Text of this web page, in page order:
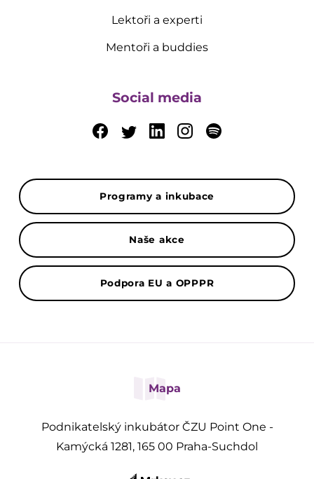
Lektoři a experti
Mentoři a buddies
Social media
Programy a inkubace
Naše akce
Podpora EU a OPPPR
Mapa
Podnikatelský inkubátor ČZU Point One -
Kamýcká 1281, 165 00 Praha-Suchdol
Přihlásit se k odběru